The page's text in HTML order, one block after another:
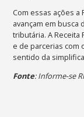
Com essas ações
avançam em
tributária. A Receita
e de parcerias com
sentido da
Fonte: Informe-se